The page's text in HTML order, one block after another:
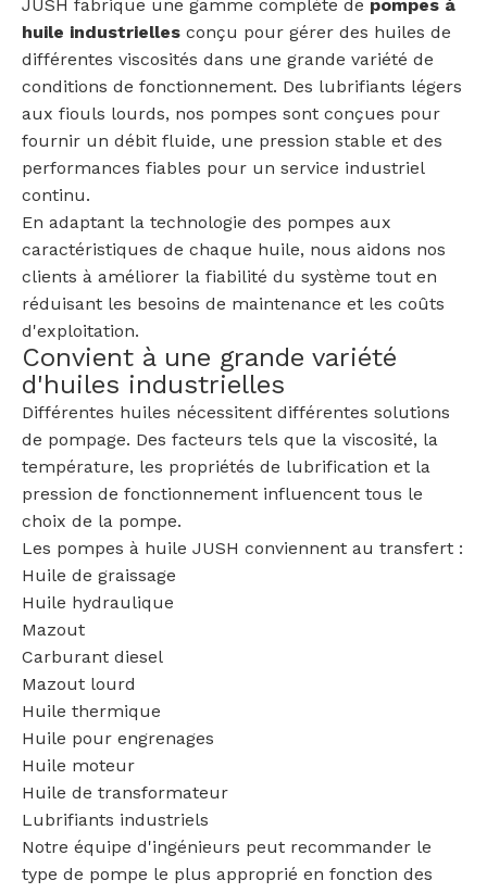
JUSH fabrique une gamme complète de pompes à
huile industrielles conçu pour gérer des huiles de
différentes viscosités dans une grande variété de
conditions de fonctionnement. Des lubrifiants légers
aux fiouls lourds, nos pompes sont conçues pour
fournir un débit fluide, une pression stable et des
performances fiables pour un service industriel
continu.
En adaptant la technologie des pompes aux
caractéristiques de chaque huile, nous aidons nos
clients à améliorer la fiabilité du système tout en
réduisant les besoins de maintenance et les coûts
d'exploitation.
Convient à une grande variété
d'huiles industrielles
Différentes huiles nécessitent différentes solutions
de pompage. Des facteurs tels que la viscosité, la
température, les propriétés de lubrification et la
pression de fonctionnement influencent tous le
choix de la pompe.
Les pompes à huile JUSH conviennent au transfert :
Huile de graissage
Huile hydraulique
Mazout
Carburant diesel
Mazout lourd
Huile thermique
Huile pour engrenages
Huile moteur
Huile de transformateur
Lubrifiants industriels
Notre équipe d'ingénieurs peut recommander le
type de pompe le plus approprié en fonction des